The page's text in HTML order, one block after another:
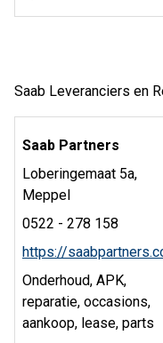
Saab Leveranciers en
Saab Partners
Loberingemaat 5a,
Meppel
0522 - 278 158
https://
Onderhoud, APK,
reparatie, occasions,
aankoop, lease, parts